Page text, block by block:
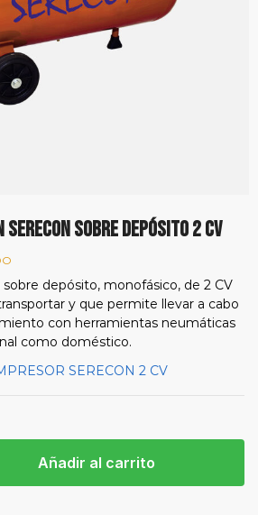
SOBRE DEPÓSITO 2 CV
depósito, monofásico, de 2 CV
y que permite llevar a cabo
con herramientas neumáticas
como doméstico.
SERECON 2 CV
Añadir al carrito